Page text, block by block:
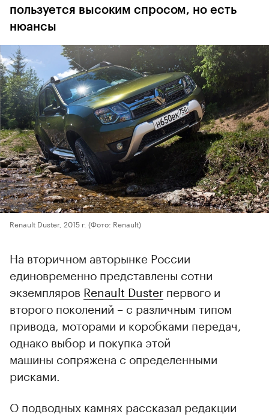
пользуется высоким спросом, но есть
нюансы
Renault Duster, 2015 г. (Фото: Renault)
На вторичном авторынке России
единовременно представлены сотни
экземпляров Renault Duster первого и
второго поколений – с различным типом
привода, моторами и коробками передач,
однако выбор и покупка этой
машины сопряжена с определенными
рисками.
О подводных камнях рассказал редакции